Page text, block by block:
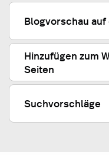
Blogvorschau
Hinzufügen zum
Seiten
Suchvorschläge